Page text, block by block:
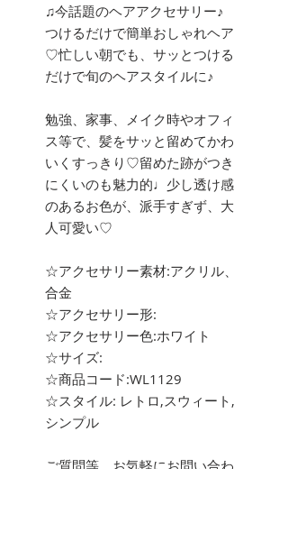
♫今話題のヘアアクセサリー♪
つけるだけで簡単おしゃれヘア
♡忙しい朝でも、サッとつける
だけで旬のヘアスタイルに♪
勉強、家事、メイク時やオフィ
ス等で、髪をサッと留めてかわ
いくすっきり♡留めた跡がつき
にくいのも魅力的♩少し透け感
のあるお色が、派手すぎず、大
人可愛い♡
☆アクセサリー素材:アクリル、
合金
☆アクセサリー形:
☆アクセサリー色:ホワイト
☆サイズ:
☆商品コード:WL1129
☆スタイル: レトロ,スウィート,
シンプル
ご質問等、お気軽にお問い合わ